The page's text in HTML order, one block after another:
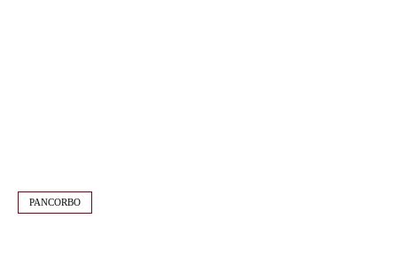
PANCORBO